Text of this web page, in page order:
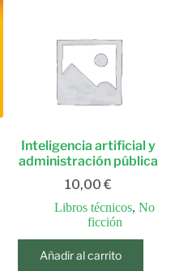
Inteligencia artificial y
administración pública
10,00 €
Libros técnicos, No
ficción
Añadir al carrito